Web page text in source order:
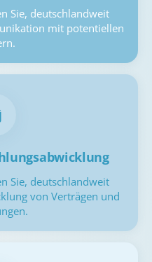
Sie, deutschlandweit
mit potentiellen
Sie, deutschlandweit
von Verträgen und